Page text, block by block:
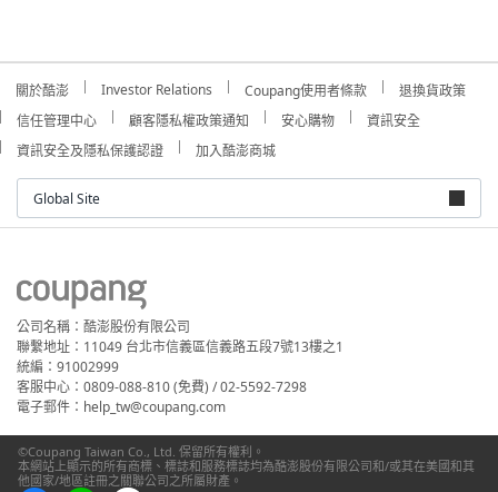
關於酷澎 Investor Relations Coupang使用者條款
退換貨政策
信任管理中心
顧客隱私權政策通知 安心購物
資訊安全
資訊安全及隱私保護認證
加入酷澎商城
Global Site
公司名稱：酷澎股份有限公司
聯繫地址：11049 台北市信義區信義路五段7號13樓之1
統編：91002999
客服中心：0809-088-810 (免費) / 02-5592-7298
電子郵件：help_tw@coupang.com
©Coupang Taiwan Co., Ltd. 保留所有權利。
本網站上顯示的所有商標、標誌和服務標誌均為酷澎股份有限公司和/或其在美國和其
他國家/地區註冊之關聯公司之所屬財產。